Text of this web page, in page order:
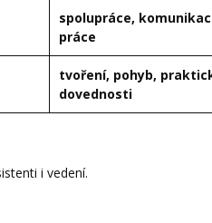
spolupráce,
práce
tvoření, pohyb,
dovednosti
i vedení.